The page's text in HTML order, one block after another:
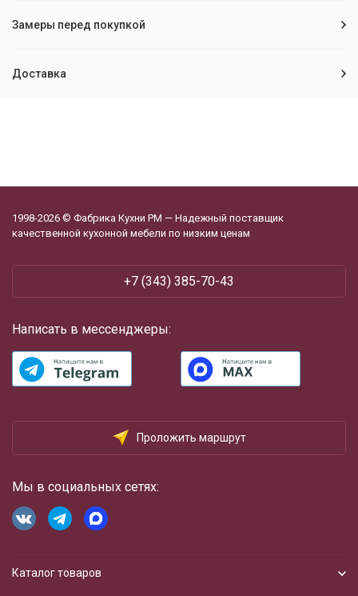
Замеры перед покупкой
Доставка
1998-2026 © Фабрика Кухни РМ — Надежный поставщик
качественной кухонной мебели по низким ценам
+7 (343) 385-70-43
Написать в мессенджеры:
Проложить маршрут
Мы в социальных сетях:
Каталог товаров